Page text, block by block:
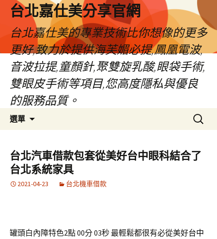
內
台北嘉仕美分享官網
台北嘉仕美的專業技術比你想像的更多
更好,致力於提供海芙媚必提,鳳凰電波,
音波拉提,童顏針,聚雙旋乳酸,眼袋手術,
雙眼皮手術等項目,您高度隱私與優良
的服務品質。
選單
搜
尋
鍵
字:
台北汽車借款包套從美好台中眼科結合了
台北系統家具
2021-04-23 台北機車借款
罐頭白內障特色2點 00分 03秒 最輕鬆都很有必從美好台中